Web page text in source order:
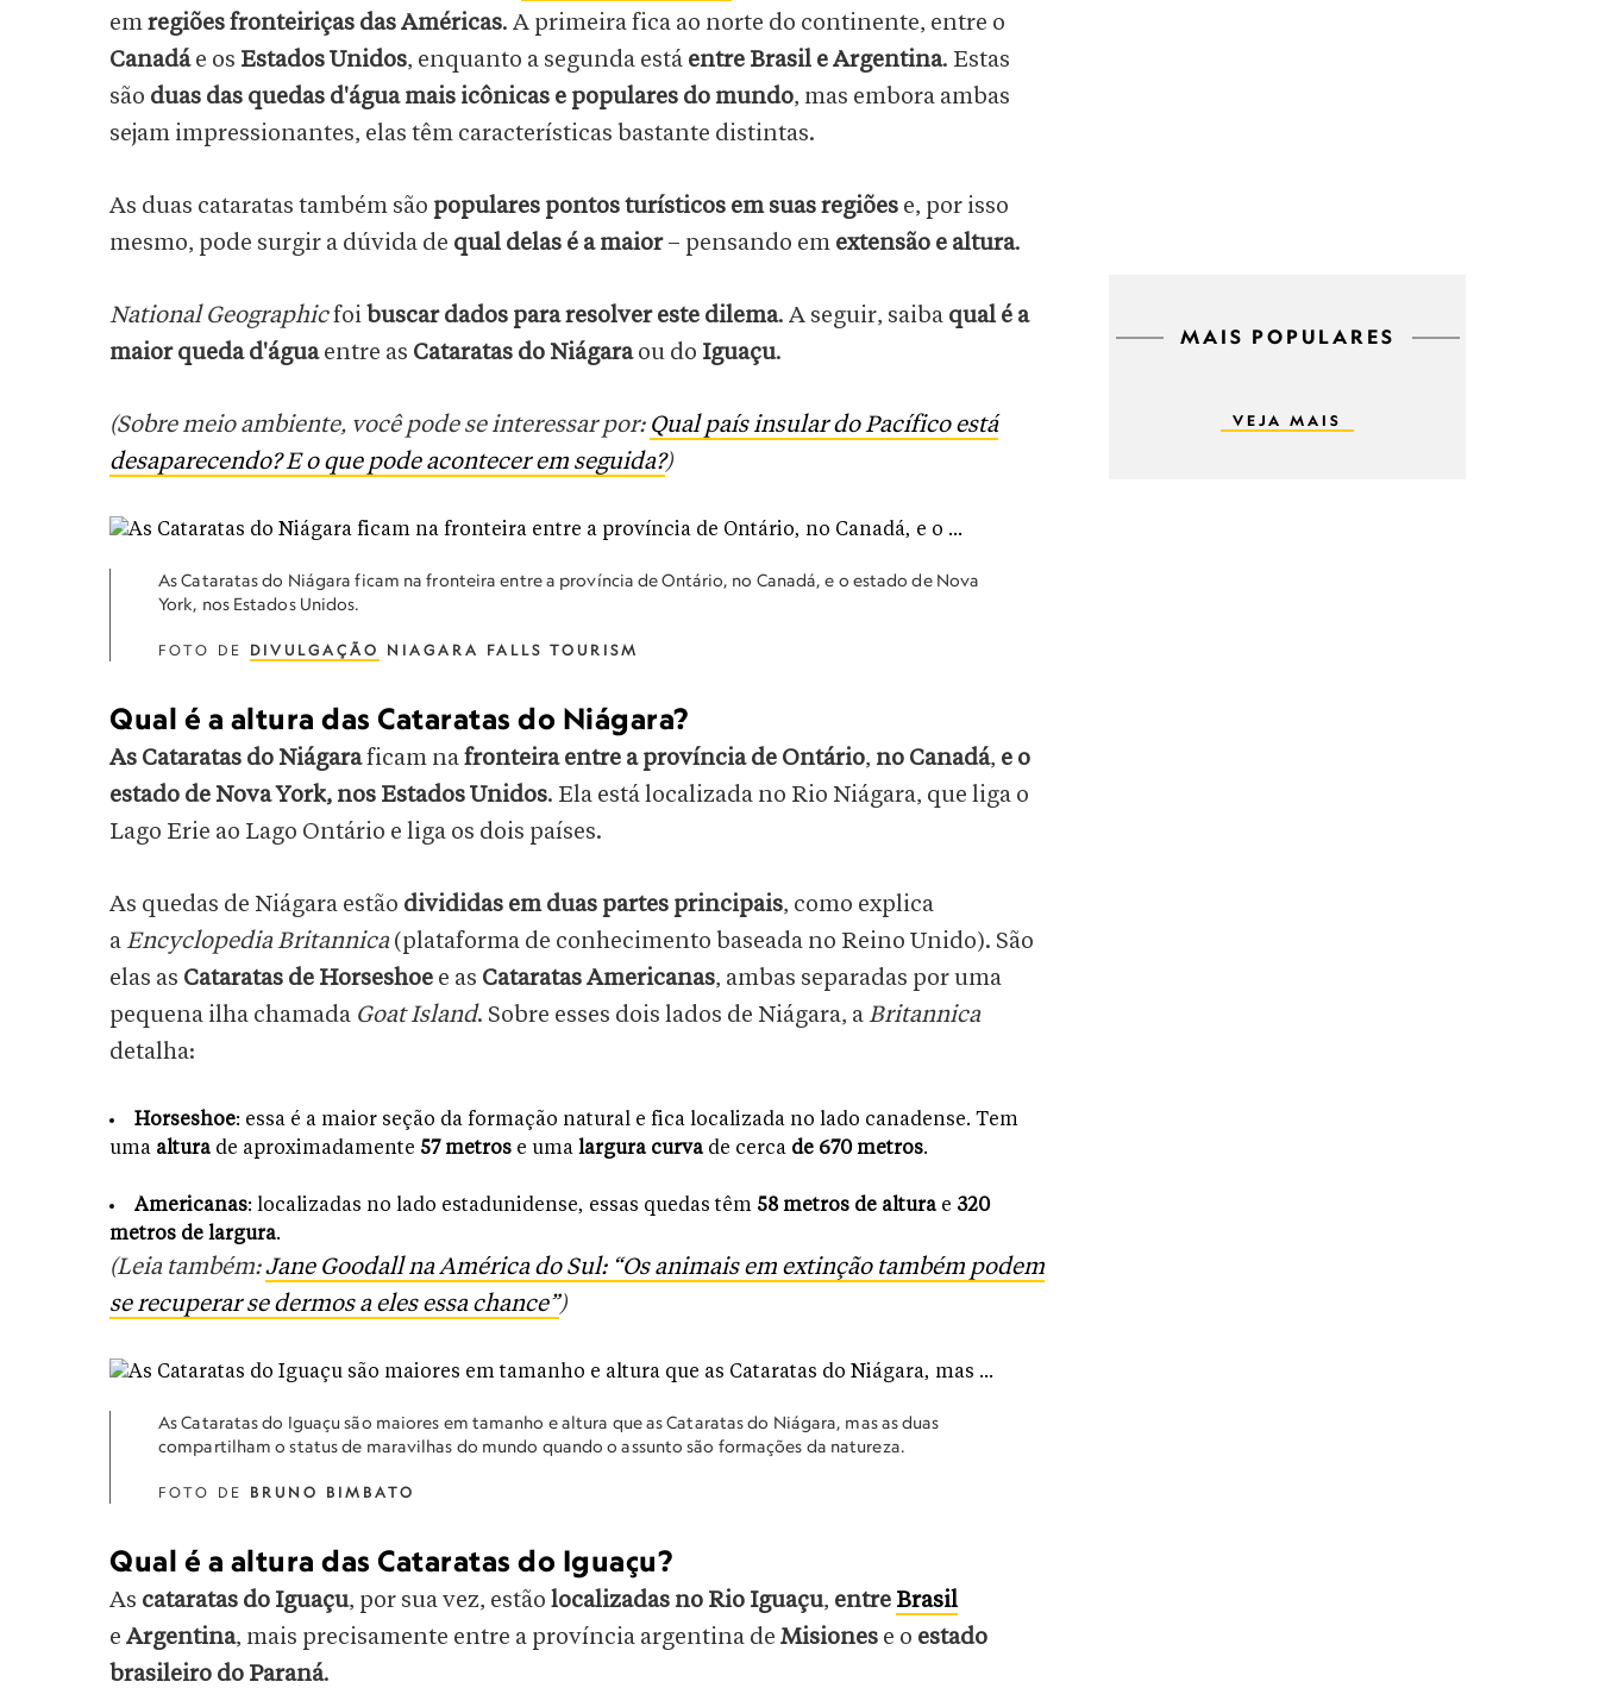
emregiões fronteiriças das Américas. A primeira fica ao norte do continente, entre o
Canadáe os Estados Unidos, enquanto a segunda está entre Brasil e Argentina. Estas
são duas das quedas d'água mais icônicas e populares do mundo, mas embora ambas
sejam impressionantes, elas têm características bastante distintas.
As duas cataratas também são populares pontos turísticos em suas regiões e, por isso
mesmo, pode surgir a dúvida de qual delas é a maior– pensando em extensão e altura.
National Geographicfoi buscar dados para resolver este dilema. A seguir, saiba qual é a
maior queda d'águaentre as Cataratas do Niágaraou do Iguaçu.
(Sobre meio ambiente, você pode se interessar por: Qual país insular do Pacífico está
desaparecendo? E o que pode acontecer em seguida?)
As Cataratas do Niágara ficam na fronteira entre a província de Ontário, no Canadá, e o estado de Nova
York, nos Estados Unidos.
FOTO DE DIVULGAÇÃO NIAGARA FALLS TOURISM
Qual é a altura das Cataratas do Niágara?
As Cataratas do Niágaraficam nafronteira entre a província de Ontário, no Canadá, e o
estado de Nova York, nos Estados Unidos. Ela está localizada no Rio Niágara, que liga o
Lago Erie ao Lago Ontário e liga os dois países.
As quedas de Niágara estão divididas em duas partes principais, como explica
aEncyclopedia Britannica (plataforma de conhecimento baseada no Reino Unido). São
elas as Cataratas de Horseshoe e as Cataratas Americanas, ambas separadas por uma
pequena ilha chamada Goat Island. Sobre esses dois lados de Niágara, aBritannica
detalha:
Horseshoe: essa é a maior seção da formação natural e fica localizada no lado canadense. Tem
uma altura de aproximadamente 57 metros e uma largura curva de cerca de 670 metros.
Americanas: localizadas no lado estadunidense, essas quedas têm 58 metros de altura e 320
metros de largura.
(Leia também:Jane Goodall na América do Sul: “Os animais em extinção também podem
se recuperar se dermos a eles essa chance”)
As Cataratas do Iguaçu são maiores em tamanho e altura que as Cataratas do Niágara, mas as duas
compartilham o status de maravilhas do mundo quando o assunto são formações da natureza.
FOTO DE BRUNO BIMBATO
Qual é a altura das Cataratas do Iguaçu?
As cataratas do Iguaçu, por sua vez, estão localizadas no Rio Iguaçu, entre Brasil
e Argentina, mais precisamente entre a província argentina de Misiones e o estado
brasileiro do Paraná.
MAIS POPULARES
VEJA MAIS